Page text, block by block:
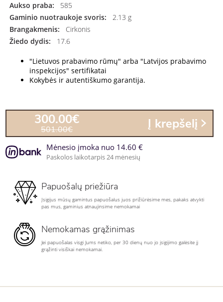
Aukso praba:
585
Gaminio nuotraukoje svoris:
2.13 g
Brangakmenis:
Cirkonis
Žiedo dydis:
17.6
"Lietuvos prabavimo rūmų" arba "Latvijos prabavimo
inspekcijos" sertifikatai
Kokybės ir autentiškumo garantija.
300.00€
501.00€ Į krepšelį
Mėnesio įmoka nuo 14.60 €
Paskolos laikotarpis 24 mėnesių
Papuošalų priežiūra
Įsigijus mūsų gamintus papuošalus juos prižiūrėsime mes, pakaks atvykti
pas mus, gaminius atnaujinsime nemokamai
Nemokamas grąžinimas
Jei papuošalas visgi Jums netiko, per 30 dienų nuo jo įsigijimo galėsite jį
grąžinti visiškai nemokamai.